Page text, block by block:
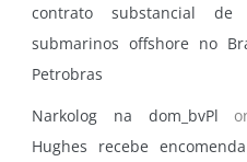
contrato substancial de
submarinos offshore no
Petrobras
Narkolog na dom_bvPl
Hughes recebe